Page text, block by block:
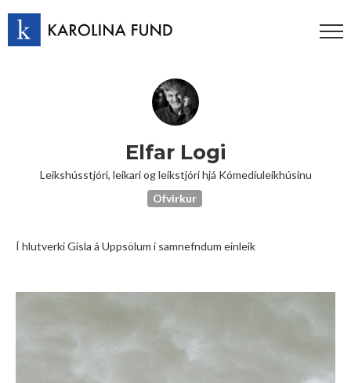
Elfar Logi
Leikshússtjóri, leikari og leikstjóri hjá Kómedíuleikhúsinu
Ofvirkur
Í hlutverki Gísla á Uppsölum í samnefndum einleik